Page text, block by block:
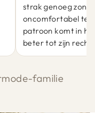
strak genoeg
oncomfortabel te
patroon komt in
beter tot zijn recht.
familie